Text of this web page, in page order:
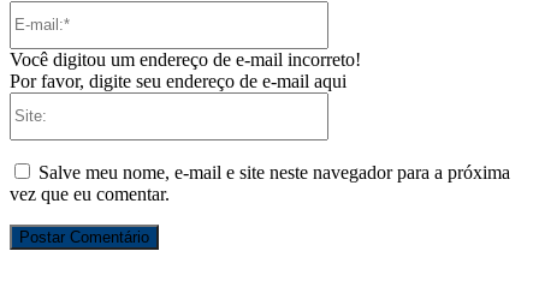
Você digitou um endereço de e-mail incorreto!
Por favor, digite seu endereço de e-mail aqui
Salve meu nome, e-mail e site neste navegador para a próxima
vez que eu comentar.